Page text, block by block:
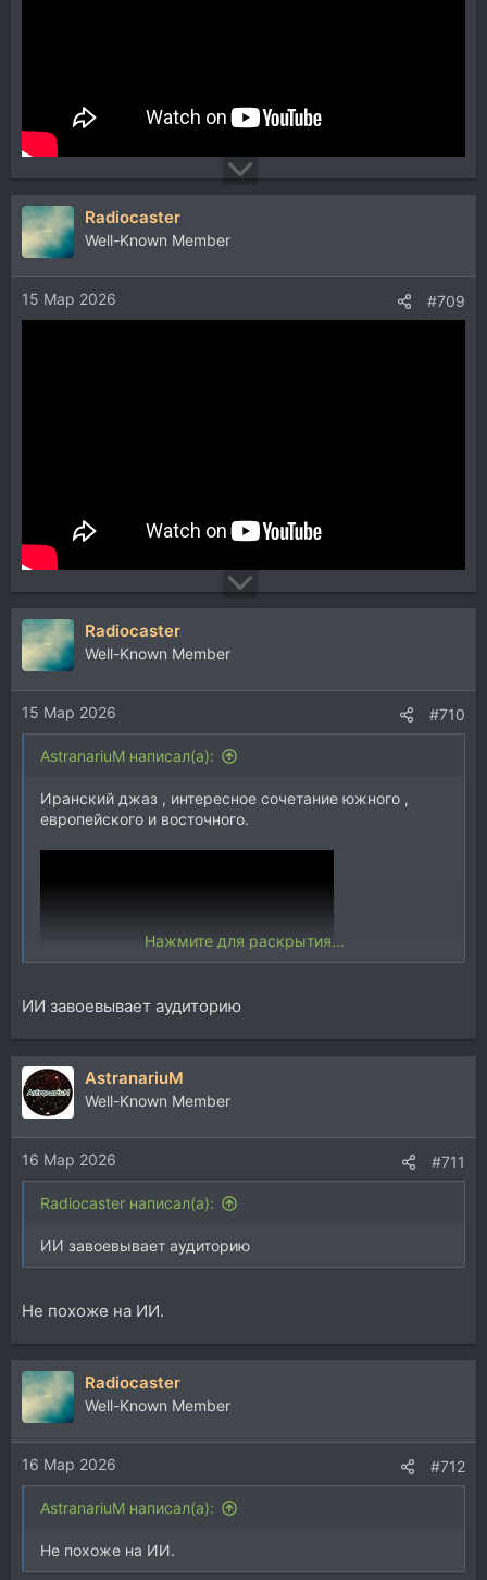
Radiocaster
Well-Known Member
15 Мар 2026 #709
Radiocaster
Well-Known Member
15 Мар 2026 #710
AstranariuM написал(а):
Иранский джаз , интересное сочетание южного ,
европейского и восточного.
Нажмите для раскрытия...
ИИ завоевывает аудиторию
AstranariuM
Well-Known Member
16 Мар 2026 #711
Radiocaster написал(а):
ИИ завоевывает аудиторию
Не похоже на ИИ.
Radiocaster
Well-Known Member
16 Мар 2026 #712
AstranariuM написал(а):
Не похоже на ИИ.